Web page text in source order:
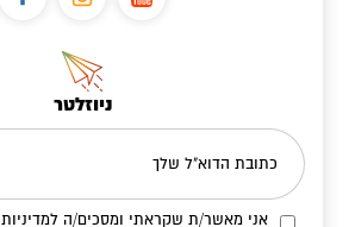
ניוזלטר
כתובת הדוא"ל שלך
אני מאשר/ת שקראתי ומסכים/ה